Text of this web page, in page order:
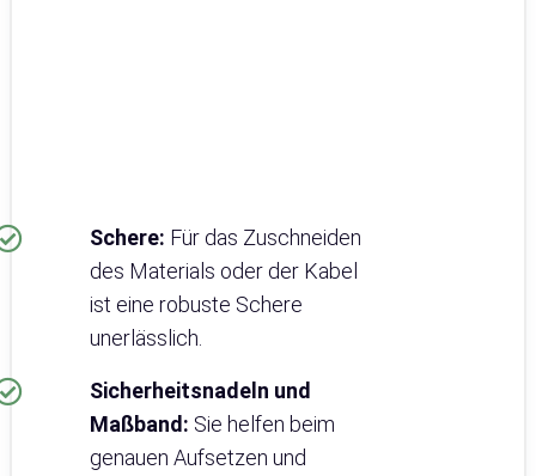
Schere: Für das Zuschneiden
des Materials oder der Kabel
ist eine robuste Schere
unerlässlich.
Sicherheitsnadeln und
Maßband: Sie helfen beim
genauen Aufsetzen und